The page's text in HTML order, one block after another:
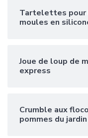
Tartelettes pour
moules en
Joue de loup de
express
Crumble aux
pommes du jardin